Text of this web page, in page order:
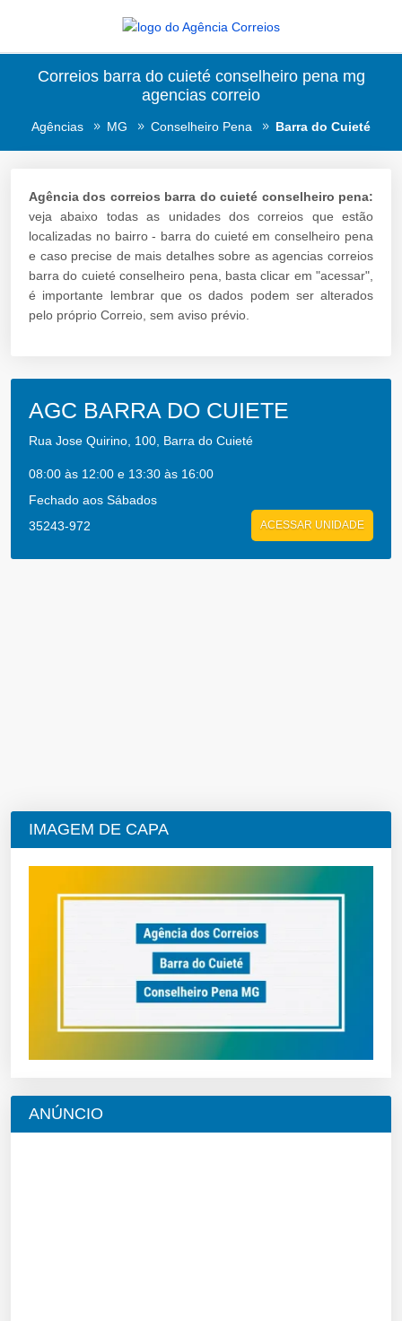
Correios barra do cuieté conselheiro pena mg
agencias correio
Agências MG Conselheiro Pena Barra do Cuieté
Agência dos correios barra do cuieté conselheiro pena:
veja abaixo todas as unidades dos correios que estão
localizadas no bairro - barra do cuieté em conselheiro pena
e caso precise de mais detalhes sobre as agencias correios
barra do cuieté conselheiro pena, basta clicar em "acessar",
é importante lembrar que os dados podem ser alterados
pelo próprio Correio, sem aviso prévio.
AGC BARRA DO CUIETE
Rua Jose Quirino, 100, Barra do Cuieté
08:00 às 12:00 e 13:30 às 16:00
Fechado aos Sábados
35243-972
ACESSAR UNIDADE
IMAGEM DE CAPA
ANÚNCIO